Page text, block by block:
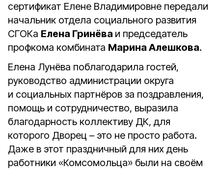
сертификат Елене Владимировне передали
начальник отдела социального развития
СГОКа Елена Гринёва и председатель
профкома комбината Марина Алешкова.
Елена Лунёва поблагодарила гостей,
руководство администрации округа
и социальных партнёров за поздравления,
помощь и сотрудничество, выразила
благодарность коллективу ДК, для
которого Дворец – это не просто работа.
Даже в этот праздничный для них день
работники «Комсомольца» были на своём